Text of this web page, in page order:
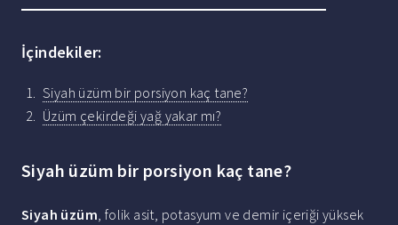
İçindekiler:
Siyah üzüm bir porsiyon kaç tane?
Üzüm çekirdeği yağ yakar mı?
Siyah üzüm bir porsiyon kaç tane?
Siyah üzüm, folik asit, potasyum ve demir içeriği yüksek